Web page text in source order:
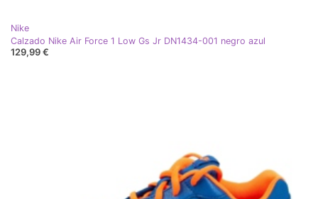
Nike
Calzado Nike Air Force 1 Low Gs Jr DN1434-001 negro azul
129,99 €